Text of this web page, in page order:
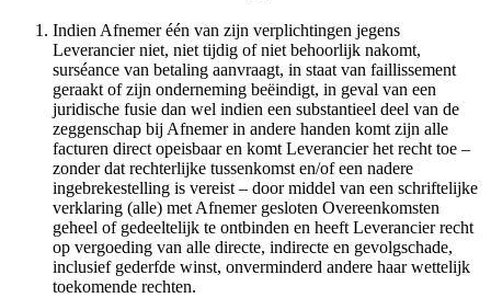
Indien Afnemer één van zijn verplichtingen jegens
Leverancier niet, niet tijdig of niet behoorlijk nakomt,
surséance van betaling aanvraagt, in staat van faillissement
geraakt of zijn onderneming beëindigt, in geval van een
juridische fusie dan wel indien een substantieel deel van de
zeggenschap bij Afnemer in andere handen komt zijn alle
facturen direct opeisbaar en komt Leverancier het recht toe –
zonder dat rechterlijke tussenkomst en/of een nadere
ingebrekestelling is vereist – door middel van een schriftelijke
verklaring (alle) met Afnemer gesloten Overeenkomsten
geheel of gedeeltelijk te ontbinden en heeft Leverancier recht
op vergoeding van alle directe, indirecte en gevolgschade,
inclusief gederfde winst, onverminderd andere haar wettelijk
toekomende rechten.